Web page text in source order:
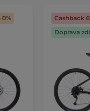
0%
Cashback
Doprava